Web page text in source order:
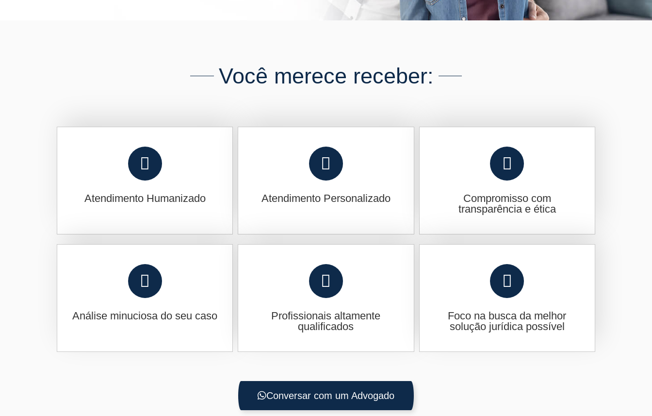
Você merece receber:
Atendimento Humanizado Atendimento Personalizado
Compromisso com
transparência e ética
Análise minuciosa do seu caso
Profissionais altamente
qualificados
Foco na busca da melhor
solução jurídica possível
Conversar com um Advogado